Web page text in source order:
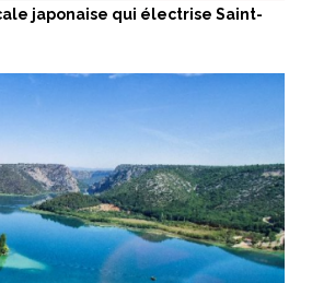
japonaise qui électrise Saint-